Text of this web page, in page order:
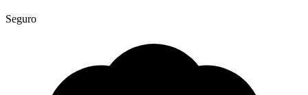
Seguro